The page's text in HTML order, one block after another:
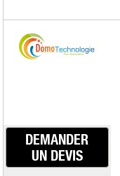
DEMANDER
UN DEVIS